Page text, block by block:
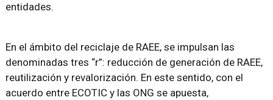
entidades.
En el ámbito del reciclaje de RAEE, se impulsan las
denominadas tres “r”: reducción de generación de RAEE,
reutilización y revalorización. En este sentido, con el
acuerdo entre ECOTIC y las ONG se apuesta,